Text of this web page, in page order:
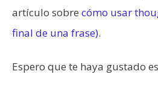
artículo sobre cómo usar
final de una frase).
Espero que te haya gustado